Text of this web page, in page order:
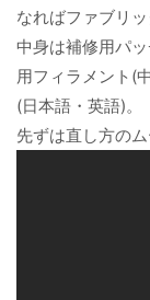
なればファブリ
中身は補修用パ
用フィラメント(
(日本語・英語)。
先ずは直し方のム